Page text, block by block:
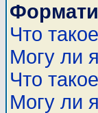
Что
Могу ли
Что
Могу ли